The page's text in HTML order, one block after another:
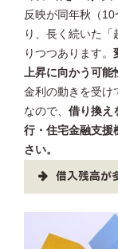
反映が同年秋（
り、長く続いた
りつつあります。
上昇に向かう可
金利の動きを受け
なので、 借り換え
行・住宅金融支援
さい。
借入残高が